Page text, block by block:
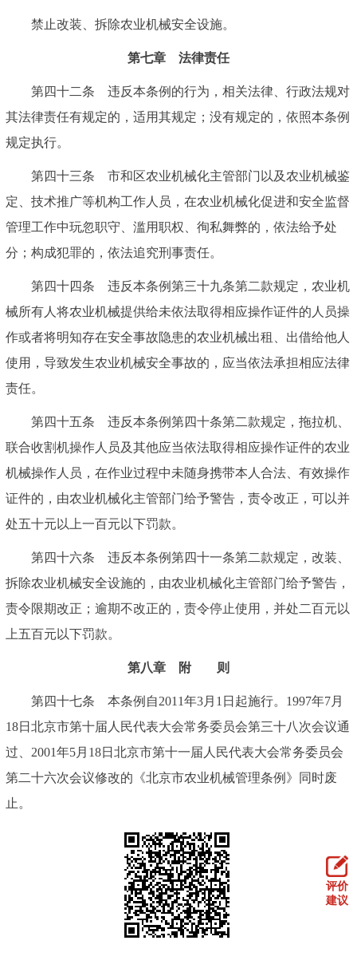
禁止改装、拆除农业机械安全设施。
第七章 法律责任
第四十二条 违反本条例的行为，相关法律、行政法规对
其法律责任有规定的，适用其规定；没有规定的，依照本条例
规定执行。
第四十三条 市和区农业机械化主管部门以及农业机械鉴
定、技术推广等机构工作人员，在农业机械化促进和安全监督
管理工作中玩忽职守、滥用职权、徇私舞弊的，依法给予处
分；构成犯罪的，依法追究刑事责任。
第四十四条 违反本条例第三十九条第二款规定，农业机
械所有人将农业机械提供给未依法取得相应操作证件的人员操
作或者将明知存在安全事故隐患的农业机械出租、出借给他人
使用，导致发生农业机械安全事故的，应当依法承担相应法律
责任。
第四十五条 违反本条例第四十条第二款规定，拖拉机、
联合收割机操作人员及其他应当依法取得相应操作证件的农业
机械操作人员，在作业过程中未随身携带本人合法、有效操作
证件的，由农业机械化主管部门给予警告，责令改正，可以并
处五十元以上一百元以下罚款。
第四十六条 违反本条例第四十一条第二款规定，改装、
拆除农业机械安全设施的，由农业机械化主管部门给予警告，
责令限期改正；逾期不改正的，责令停止使用，并处二百元以
上五百元以下罚款。
第八章 附 则
第四十七条 本条例自2011年3月1日起施行。1997年7月
18日北京市第十届人民代表大会常务委员会第三十八次会议通
过、2001年5月18日北京市第十一届人民代表大会常务委员会
第二十六次会议修改的《北京市农业机械管理条例》同时废
止。
评价
建议